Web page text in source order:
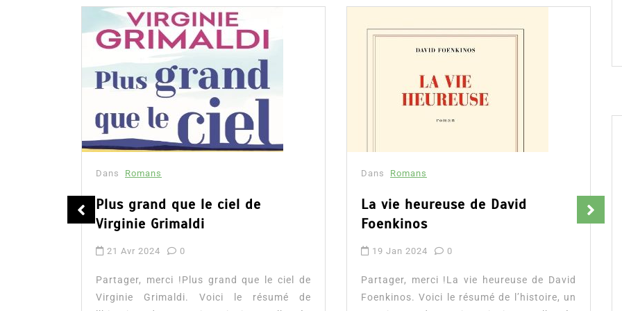
Dans Romans
Plus grand que le ciel de
Virginie Grimaldi
21 Avr 2024 0
Partager, merci !Plus grand que le ciel de
Virginie Grimaldi. Voici le résumé de
Dans Romans
La vie heureuse de David
Foenkinos
19 Jan 2024 0
Partager, merci !La vie heureuse de David
Foenkinos. Voici le résumé de l’histoire, un